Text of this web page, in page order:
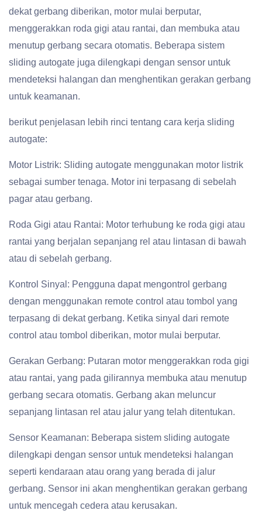
dekat gerbang diberikan, motor mulai berputar,
menggerakkan roda gigi atau rantai, dan membuka atau
menutup gerbang secara otomatis. Beberapa sistem
sliding autogate juga dilengkapi dengan sensor untuk
mendeteksi halangan dan menghentikan gerakan gerbang
untuk keamanan.
berikut penjelasan lebih rinci tentang cara kerja sliding
autogate:
Motor Listrik: Sliding autogate menggunakan motor listrik
sebagai sumber tenaga. Motor ini terpasang di sebelah
pagar atau gerbang.
Roda Gigi atau Rantai: Motor terhubung ke roda gigi atau
rantai yang berjalan sepanjang rel atau lintasan di bawah
atau di sebelah gerbang.
Kontrol Sinyal: Pengguna dapat mengontrol gerbang
dengan menggunakan remote control atau tombol yang
terpasang di dekat gerbang. Ketika sinyal dari remote
control atau tombol diberikan, motor mulai berputar.
Gerakan Gerbang: Putaran motor menggerakkan roda gigi
atau rantai, yang pada gilirannya membuka atau menutup
gerbang secara otomatis. Gerbang akan meluncur
sepanjang lintasan rel atau jalur yang telah ditentukan.
Sensor Keamanan: Beberapa sistem sliding autogate
dilengkapi dengan sensor untuk mendeteksi halangan
seperti kendaraan atau orang yang berada di jalur
gerbang. Sensor ini akan menghentikan gerakan gerbang
untuk mencegah cedera atau kerusakan.